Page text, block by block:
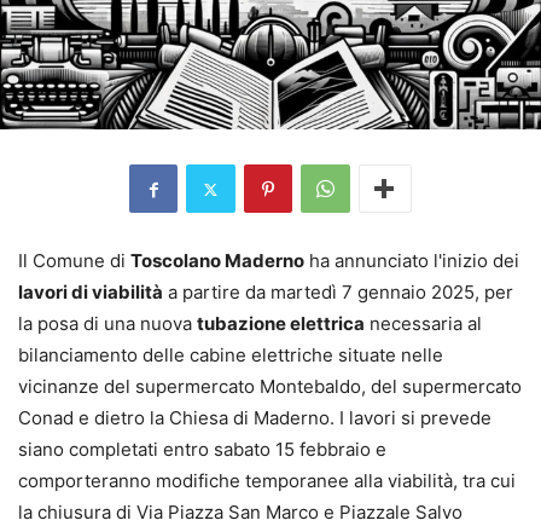
Il Comune di Toscolano Maderno ha annunciato l'inizio dei
lavori di viabilità a partire da martedì 7 gennaio 2025, per
la posa di una nuova tubazione elettrica necessaria al
bilanciamento delle cabine elettriche situate nelle
vicinanze del supermercato Montebaldo, del supermercato
Conad e dietro la Chiesa di Maderno. I lavori si prevede
siano completati entro sabato 15 febbraio e
comporteranno modifiche temporanee alla viabilità, tra cui
la chiusura di Via Piazza San Marco e Piazzale Salvo